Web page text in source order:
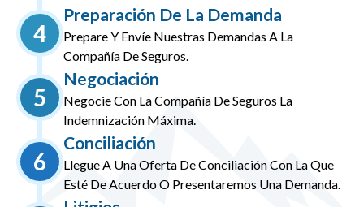
4
Preparación De La Demanda
Prepare Y Envíe Nuestras Demandas A La
Compañía De Seguros.
5
Negociación
Negocie Con La Compañía De Seguros La
Indemnización Máxima.
6
Conciliación
Llegue A Una Oferta De Conciliación Con La Que
Esté De Acuerdo O Presentaremos Una Demanda.